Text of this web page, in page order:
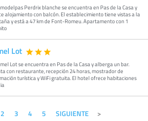
Perdrix blanche se encuentra en Pas de la Casa y
alojamiento con balcón. El establecimiento tiene vistas a la
y está a 47 km de Font-Romeu. Apartamento con 1
Lot
Lot se encuentra en Pas de la Casa y alberga un bar.
con restaurante, recepción 24 horas, mostrador de
turística y WiFi gratuita. El hotel ofrece habitaciones
2 3 4 5 SIGUIENTE